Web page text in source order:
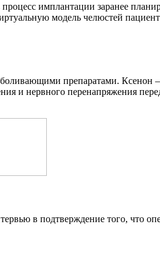
имплантации заранее
модель челюстей
препаратами. Ксенон
и нервного перенапряжения
в подтверждение того, что